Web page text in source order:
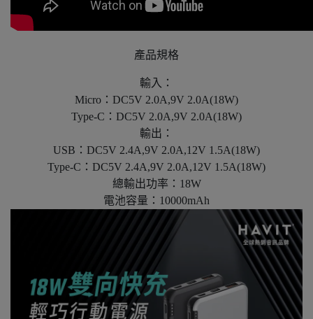
產品規格
輸入：
Micro：DC5V 2.0A,9V 2.0A(18W)
Type-C：DC5V 2.0A,9V 2.0A(18W)
輸出：
USB：DC5V 2.4A,9V 2.0A,12V 1.5A(18W)
Type-C：DC5V 2.4A,9V 2.0A,12V 1.5A(18W)
總輸出功率：18W
電池容量：10000mAh